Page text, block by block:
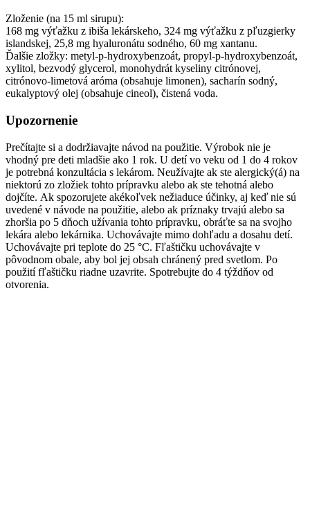
Zloženie (na 15 ml sirupu):
168 mg výťažku z ibiša lekárskeho, 324 mg výťažku z pľuzgierky
islandskej, 25,8 mg hyaluronátu sodného, 60 mg xantanu.
Ďalšie zložky: metyl-p-hydroxybenzoát, propyl-p-hydroxybenzoát,
xylitol, bezvodý glycerol, monohydrát kyseliny citrónovej,
citrónovo-limetová aróma (obsahuje limonen), sacharín sodný,
eukalyptový olej (obsahuje cineol), čistená voda.
Upozornenie
Prečítajte si a dodržiavajte návod na použitie. Výrobok nie je
vhodný pre deti mladšie ako 1 rok. U detí vo veku od 1 do 4 rokov
je potrebná konzultácia s lekárom. Neužívajte ak ste alergický(á) na
niektorú zo zložiek tohto prípravku alebo ak ste tehotná alebo
dojčíte. Ak spozorujete akékoľvek nežiaduce účinky, aj keď nie sú
uvedené v návode na použitie, alebo ak príznaky trvajú alebo sa
zhoršia po 5 dňoch užívania tohto prípravku, obráťte sa na svojho
lekára alebo lekárnika. Uchovávajte mimo dohľadu a dosahu detí.
Uchovávajte pri teplote do 25 °C. Fľaštičku uchovávajte v
pôvodnom obale, aby bol jej obsah chránený pred svetlom. Po
použití fľaštičku riadne uzavrite. Spotrebujte do 4 týždňov od
otvorenia.